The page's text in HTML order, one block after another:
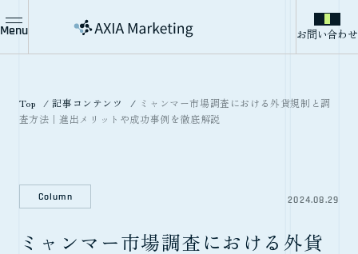
Menu お問い合わせ
Top 記事コンテンツ
ミャンマー市場調査における外貨規制と調
査方法｜進出メリットや成功事例を徹底解説
Column 2024.08.29
ミャンマー市場調査における外貨